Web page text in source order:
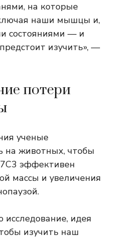
на которые
наши мышцы и,
состояниями — и
изучить», —
потери
ученые
на животных, чтобы
эффективен
массы и увеличения
исследование, идея
изучить наш